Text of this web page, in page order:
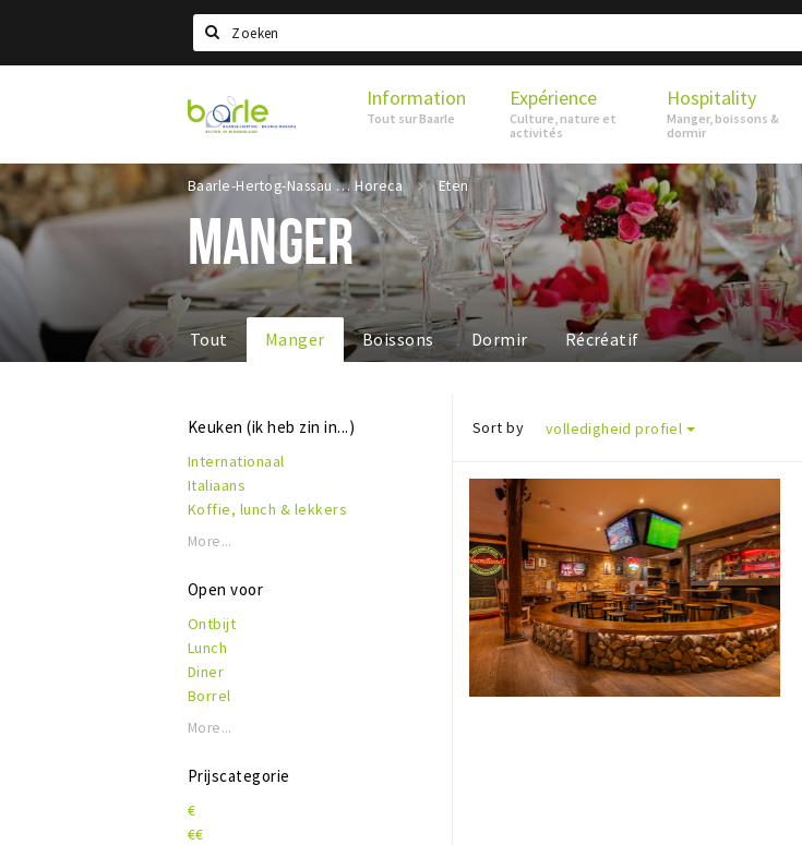
Search
Visit
Baarle
Information
Tout sur Baarle
Expérience
Culture, nature et
activités
Hospitality
Manger, boissons &
dormir
Baarle-Hertog-Nassau Horeca Eten
MANGER
Tout Manger Boissons Dormir Récréatif
Keuken (ik heb zin in...)
Internationaal
Italiaans
Koffie, lunch & lekkers
More...
Open voor
Ontbijt
Lunch
Diner
Borrel
More...
Prijscategorie
€
€€
Sort by volledigheid profiel